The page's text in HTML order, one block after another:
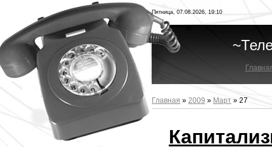
Пятница, 07.08.2026, 19:10
Главная » 2009 » Март » 27